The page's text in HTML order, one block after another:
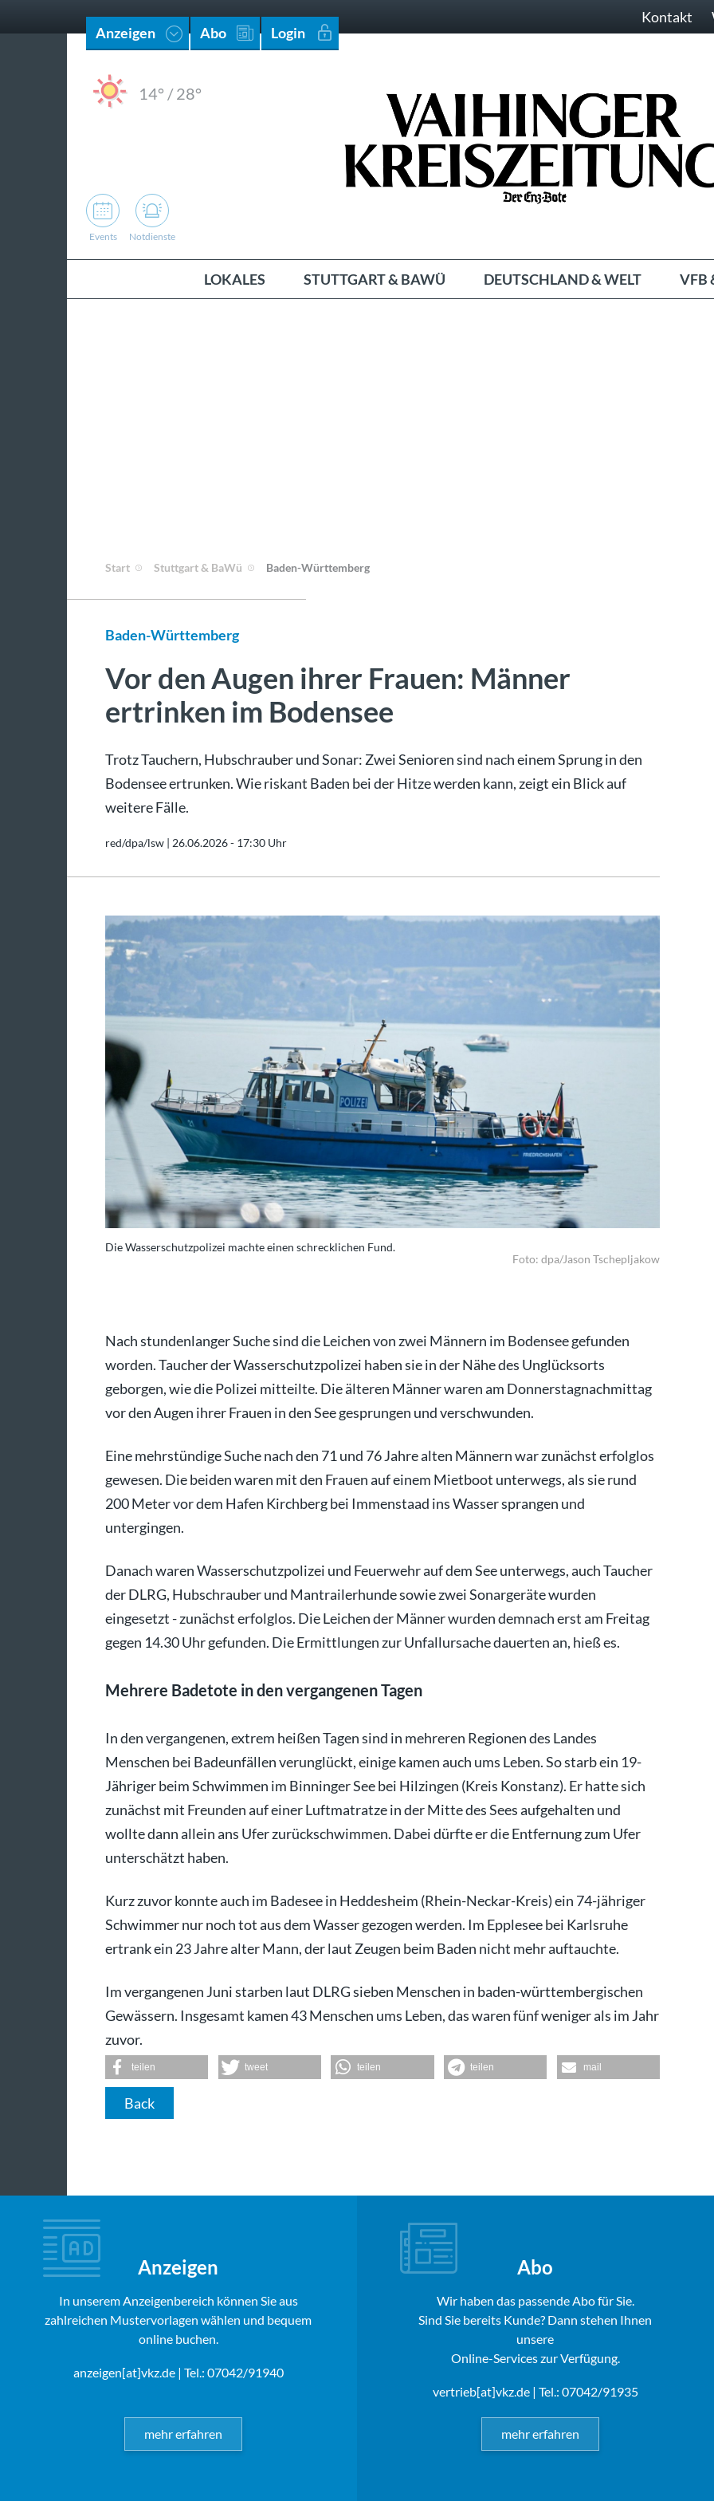
Anzeigen Abo Login
Kontakt
14° /28°
Events Notdienste
LOKALES STUTTGART & BAWÜ DEUTSCHLAND & WELT VFB
Start Stuttgart & BaWü Baden-Württemberg
Baden-Württemberg
Vor den Augen ihrer Frauen: Männer
ertrinken im Bodensee
Trotz Tauchern, Hubschrauber und Sonar: Zwei Senioren sind nach einem Sprung in den
Bodensee ertrunken. Wie riskant Baden bei der Hitze werden kann, zeigt ein Blick auf
weitere Fälle.
red/dpa/lsw | 26.06.2026 - 17:30 Uhr
Die Wasserschutzpolizei machte einen schrecklichen Fund.
Foto: dpa/Jason Tschepljakow
Nach stundenlanger Suche sind die Leichen von zwei Männern im Bodensee gefunden
worden. Taucher der Wasserschutzpolizei haben sie in der Nähe des Unglücksorts
geborgen, wie die Polizei mitteilte. Die älteren Männer waren am Donnerstagnachmittag
vor den Augen ihrer Frauen in den See gesprungen und verschwunden.
Eine mehrstündige Suche nach den 71 und 76 Jahre alten Männern war zunächst erfolglos
gewesen. Die beiden waren mit den Frauen auf einem Mietboot unterwegs, als sie rund
200 Meter vor dem Hafen Kirchberg bei Immenstaad ins Wasser sprangen und
untergingen.
Danach waren Wasserschutzpolizei und Feuerwehr auf dem See unterwegs, auch Taucher
der DLRG, Hubschrauber und Mantrailerhunde sowie zwei Sonargeräte wurden
eingesetzt - zunächst erfolglos. Die Leichen der Männer wurden demnach erst am Freitag
gegen 14.30 Uhr gefunden. Die Ermittlungen zur Unfallursache dauerten an, hieß es.
Mehrere Badetote in den vergangenen Tagen
In den vergangenen, extrem heißen Tagen sind in mehreren Regionen des Landes
Menschen bei Badeunfällen verunglückt, einige kamen auch ums Leben. So starb ein 19-
Jähriger beim Schwimmen im Binninger See bei Hilzingen (Kreis Konstanz). Er hatte sich
zunächst mit Freunden auf einer Luftmatratze in der Mitte des Sees aufgehalten und
wollte dann allein ans Ufer zurückschwimmen. Dabei dürfte er die Entfernung zum Ufer
unterschätzt haben.
Kurz zuvor konnte auch im Badesee in Heddesheim (Rhein-Neckar-Kreis) ein 74-jähriger
Schwimmer nur noch tot aus dem Wasser gezogen werden. Im Epplesee bei Karlsruhe
ertrank ein 23 Jahre alter Mann, der laut Zeugen beim Baden nicht mehr auftauchte.
Im vergangenen Juni starben laut DLRG sieben Menschen in baden-württembergischen
Gewässern. Insgesamt kamen 43 Menschen ums Leben, das waren fünf weniger als im Jahr
zuvor.
teilen tweet teilen teilen mail
Back
Anzeigen
In unserem Anzeigenbereich können Sie aus
zahlreichen Mustervorlagen wählen und bequem
online buchen.
anzeigen[at]vkz.de| Tel.: 07042/91940
mehr erfahren
Abo
Wir haben das passende Abo für Sie.
Sind Sie bereits Kunde? Dann stehen Ihnen
unsere
Online-Services zur Verfügung.
vertrieb[at]vkz.de| Tel.: 07042/91935
mehr erfahren